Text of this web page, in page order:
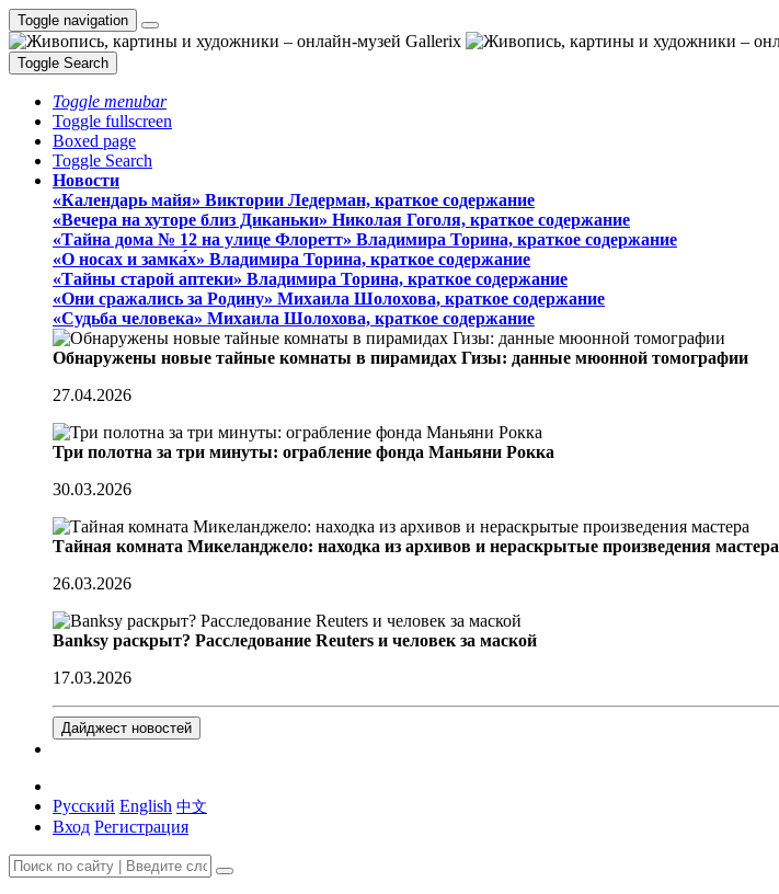
Toggle navigation
Toggle Search
Toggle menubar
Toggle fullscreen
Boxed page
Toggle Search
Новости
«Календарь майя» Виктории Ледерман, краткое содержание
«Вечера на хуторе близ Диканьки» Николая Гоголя, краткое содержание
«Тайна дома № 12 на улице Флоретт» Владимира Торина, краткое содержание
«О носах и замка́х» Владимира Торина, краткое содержание
«Тайны старой аптеки» Владимира Торина, краткое содержание
«Они сражались за Родину» Михаила Шолохова, краткое содержание
«Судьба человека» Михаила Шолохова, краткое содержание
Обнаружены новые тайные комнаты в пирамидах Гизы: данные мюонной томографии
27.04.2026
Три полотна за три минуты: ограбление фонда Маньяни Рокка
30.03.2026
Тайная комната Микеланджело: находка из архивов и нераскрытые произведения мастера
26.03.2026
Banksy раскрыт? Расследование Reuters и человек за маской
17.03.2026
Дайджест новостей
Русский English 中文
Вход Регистрация